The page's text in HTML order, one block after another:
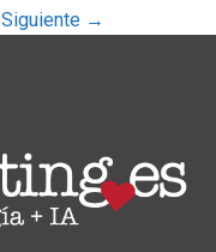
Siguiente →